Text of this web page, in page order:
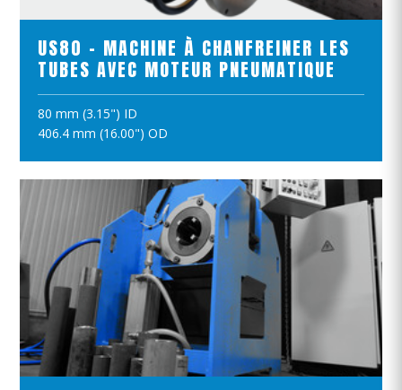
US80 - MACHINE À CHANFREINER LES
TUBES AVEC MOTEUR PNEUMATIQUE
80 mm (3.15") ID
406.4 mm (16.00") OD
VOIR LE PRODUIT